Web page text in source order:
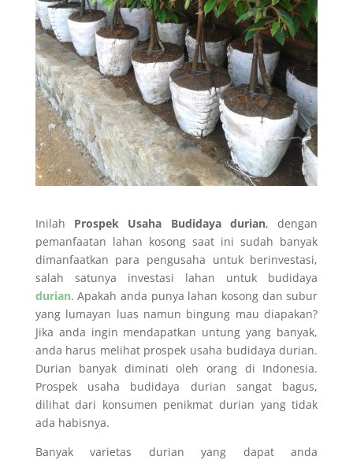
Inilah Prospek Usaha Budidaya durian, dengan
pemanfaatan lahan kosong saat ini sudah banyak
dimanfaatkan para pengusaha untuk berinvestasi,
salah satunya investasi lahan untuk budidaya
durian. Apakah anda punya lahan kosong dan subur
yang lumayan luas namun bingung mau diapakan?
Jika anda ingin mendapatkan untung yang banyak,
anda harus melihat prospek usaha budidaya durian.
Durian banyak diminati oleh orang di Indonesia.
Prospek usaha budidaya durian sangat bagus,
dilihat dari konsumen penikmat durian yang tidak
ada habisnya.
Banyak varietas durian yang dapat anda